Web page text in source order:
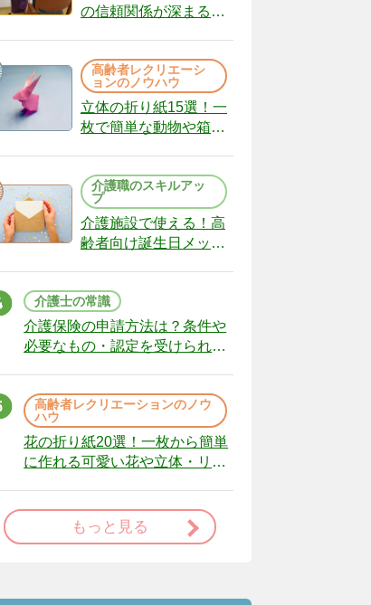
の信頼関係が深まる声
（22）
高齢者レクリエーシ
ョンのノウハウ
立体の折り紙15選！一
枚で簡単な動物や箱、
介護職のスキルアッ
プ
介護施設で使える！高
齢者向け誕生日メッセ
介護士の常識
介護保険の申請方法は？条件や
必要なもの・認定を受けられな
高齢者レクリエーションのノウ
ハウ
花の折り紙20選！一枚から簡単
に作れる可愛い花や立体・リー
もっと見る